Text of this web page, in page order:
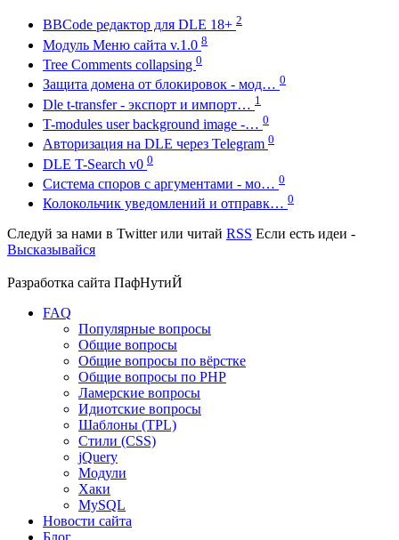
BBCode редактор для DLE 18+ 2
Модуль Меню сайта v.1.0 8
Tree Comments collapsing 0
Защита домена от блокировок - мод… 0
Dle t-transfer - экспорт и импорт… 1
T-modules user background image -… 0
Авторизация на DLE через Telegram 0
DLE T-Search v0 0
Система споров с аргументами - мо… 0
Колокольчик уведомлений и отправк… 0
Следуй за нами в Twitterили читай RSS Если есть идеи -
Высказывайся
Разработка сайта ПафНутиЙ
FAQ
Популярные вопросы
Общие вопросы
Общие вопросы по вёрстке
Общие вопросы по PHP
Ламерские вопросы
Идиотские вопросы
Шаблоны (TPL)
Стили (CSS)
jQuery
Модули
Хаки
MySQL
Новости сайта